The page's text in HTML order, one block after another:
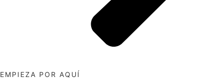
EMPIEZA POR AQUÍ